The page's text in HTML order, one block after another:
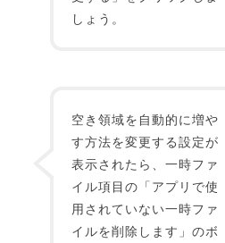
しょう。
空き領域を自動的に増や
す方法を変更する設定が
表示されたら、一時ファ
イル項目の「アプリで使
用されていない一時ファ
イルを削除します」のボ